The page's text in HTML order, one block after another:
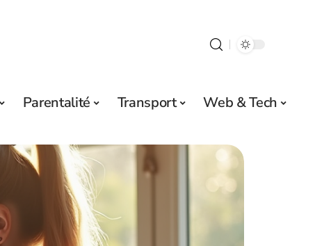
Parentalité Transport Web & Tech